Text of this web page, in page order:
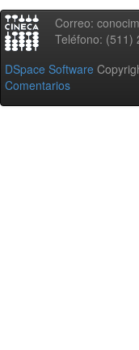
Correo:
Teléfono: (511)
DSpace Software
Comentarios